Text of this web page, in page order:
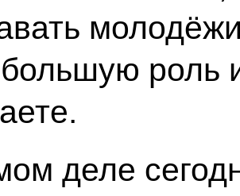
роль
деле